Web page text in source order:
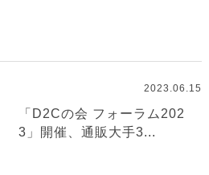
2023.06.15
「D2Cの会 フォーラム202
3」開催、通販大手3...